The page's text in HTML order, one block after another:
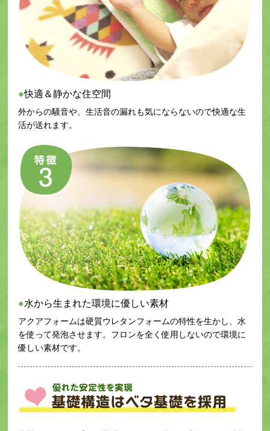
快適＆静かな住空間
外からの騒音や、生活音の漏れも気にならないので快適な生
活が送れます。
水から生まれた環境に優しい素材
アクアフォームは硬質ウレタンフォームの特性を生かし、水
を使って発泡させます。フロンを全く使用しないので環境に
優しい素材です。